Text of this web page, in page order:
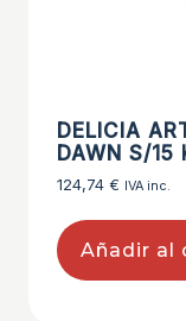
DELICIA
DAWN S/15
124,74 € IVA inc.
Añadir al